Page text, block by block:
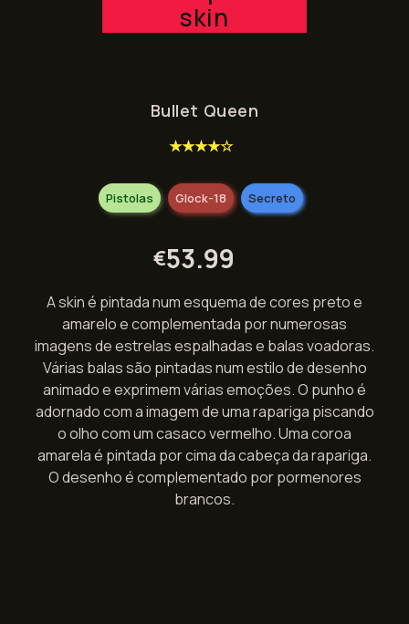
skin
Bullet Queen
€53.99
Glock-18
★★★★☆
Secreto
Pistolas
A skin é pintada num esquema de cores preto e
amarelo e complementada por numerosas
imagens de estrelas espalhadas e balas voadoras.
Várias balas são pintadas num estilo de desenho
animado e exprimem várias emoções. O punho é
adornado com a imagem de uma rapariga piscando
o olho com um casaco vermelho. Uma coroa
amarela é pintada por cima da cabeça da rapariga.
O desenho é complementado por pormenores
brancos.